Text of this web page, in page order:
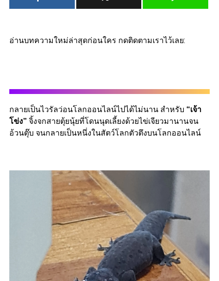
อ่านบทความใหม่ล่าสุดก่อนใคร กดติดตามเราไว้เลย:
กลายเป็นไวรัลว่อนโลกออนไลน์ไปได้ไม่นาน สำหรับ “เจ้า
โข่ง” จิ้งจกสายตุ้ยนุ้ยที่โดนนุดเลี้ยงด้วยไข่เจียวมานานจน
อ้วนตุ๊บ จนกลายเป็นหนึ่งในสัตว์โลกตัวตึงบนโลกออนไลน์